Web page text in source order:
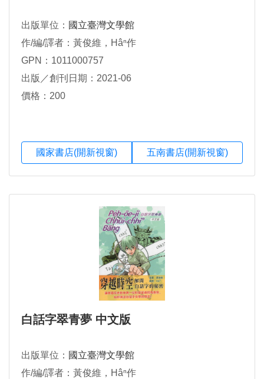
出版單位： 國立臺灣文學館
作/編/譯者：黃俊維，Hâⁿ作
GPN：1011000757
出版／創刊日期：2021-06
價格：200
國家書店(開新視窗) 五南書店(開新視窗)
白話字翠青夢 中文版
出版單位： 國立臺灣文學館
作/編/譯者：黃俊維，Hâⁿ作